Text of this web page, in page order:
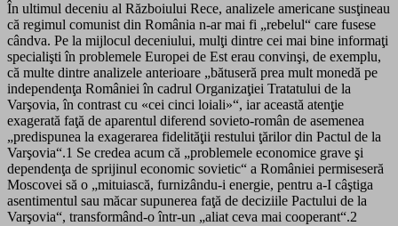
În ultimul deceniu al Războiului Rece, analizele americane susţineau
că regimul comunist din România n-ar mai fi „rebelul“ care fusese
cândva. Pe la mijlocul deceniului, mulţi dintre cei mai bine informaţi
specialişti în problemele Europei de Est erau convinşi, de exemplu,
că multe dintre analizele anterioare „bătuseră prea mult monedă pe
independenţa României în cadrul Organizaţiei Tratatului de la
Varşovia, în contrast cu «cei cinci loiali»“, iar această atenţie
exagerată faţă de aparentul diferend sovieto-român de asemenea
„predispunea la exagerarea fidelităţii restului ţărilor din Pactul de la
Varşovia“.1 Se credea acum că „problemele economice grave şi
dependenţa de sprijinul economic sovietic“ a României permiseseră
Moscovei să o „mituiască, furnizându-i energie, pentru a-I câştiga
asentimentul sau măcar supunerea faţă de deciziile Pactului de la
Varşovia“, transformând-o într-un „aliat ceva mai cooperant“.2